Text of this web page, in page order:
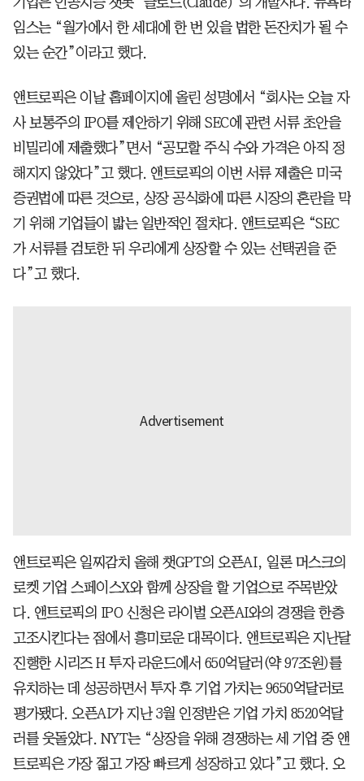
임스는 “월가에서 한 세대에 한 번 있을 법한 돈잔치가 될 수
있는 순간”이라고 했다.
앤트로픽은 이날 홈페이지에 올린 성명에서 “회사는 오늘 자
사 보통주의 IPO를 제안하기 위해 SEC에 관련 서류 초안을
비밀리에 제출했다”면서 “공모할 주식 수와 가격은 아직 정
해지지 않았다”고 했다. 앤트로픽의 이번 서류 제출은 미국
증권법에 따른 것으로, 상장 공식화에 따른 시장의 혼란을 막
기 위해 기업들이 밟는 일반적인 절차다. 앤트로픽은 “SEC
가 서류를 검토한 뒤 우리에게 상장할 수 있는 선택권을 준
다”고 했다.
앤트로픽은 일찌감치 올해 챗GPT의 오픈AI, 일론 머스크의
로켓 기업 스페이스X와 함께 상장을 할 기업으로 주목받았
다. 앤트로픽의 IPO 신청은 라이벌 오픈AI와의 경쟁을 한층
고조시킨다는 점에서 흥미로운 대목이다. 앤트로픽은 지난달
진행한 시리즈 H 투자 라운드에서 650억달러(약 97조원)를
유치하는 데 성공하면서 투자 후 기업 가치는 9650억달러로
평가됐다. 오픈AI가 지난 3월 인정받은 기업 가치 8520억달
러를 웃돌았다. NYT는 “상장을 위해 경쟁하는 세 기업 중 앤
트로픽은 가장 젊고 가장 빠르게 성장하고 있다”고 했다. 오